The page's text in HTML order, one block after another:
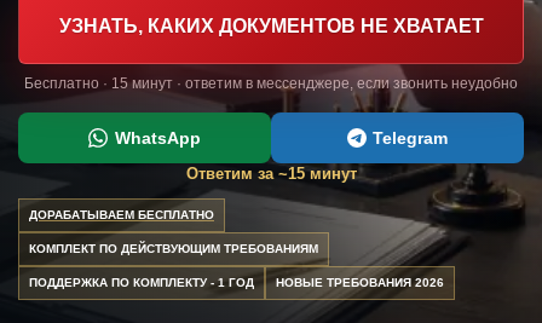
УЗНАТЬ, КАКИХ ДОКУМЕНТОВ НЕ ХВАТАЕТ
Бесплатно · 15 минут · ответим в мессенджере, если звонить неудобно
WhatsApp Telegram
Ответим за ~15 минут
ДОРАБАТЫВАЕМ БЕСПЛАТНО
КОМПЛЕКТ ПО ДЕЙСТВУЮЩИМ ТРЕБОВАНИЯМ
ПОДДЕРЖКА ПО КОМПЛЕКТУ - 1 ГОД НОВЫЕ ТРЕБОВАНИЯ 2026